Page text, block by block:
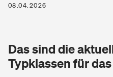
Zur Übersicht
Tools
Glasversicherung
Kinderunfall­ver­si­che­rung
Private Krankenversicherung
Dread-Disease-Versicherung
08.04.2026
Das sind die
Typklassen für